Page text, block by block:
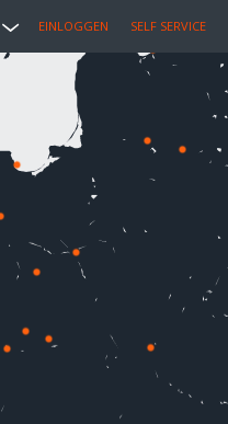
EINLOGGEN SELF SERVICE